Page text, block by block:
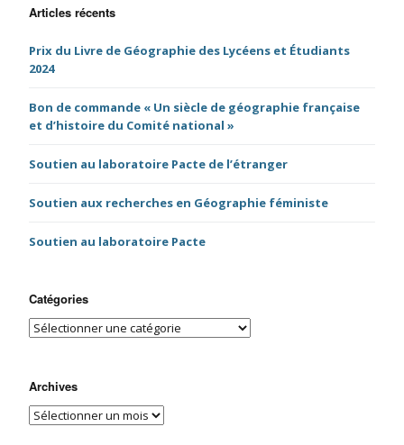
Articles récents
Prix du Livre de Géographie des Lycéens et Étudiants
2024
Bon de commande « Un siècle de géographie française
et d’histoire du Comité national »
Soutien au laboratoire Pacte de l’étranger
Soutien aux recherches en Géographie féministe
Soutien au laboratoire Pacte
Catégories
Archives